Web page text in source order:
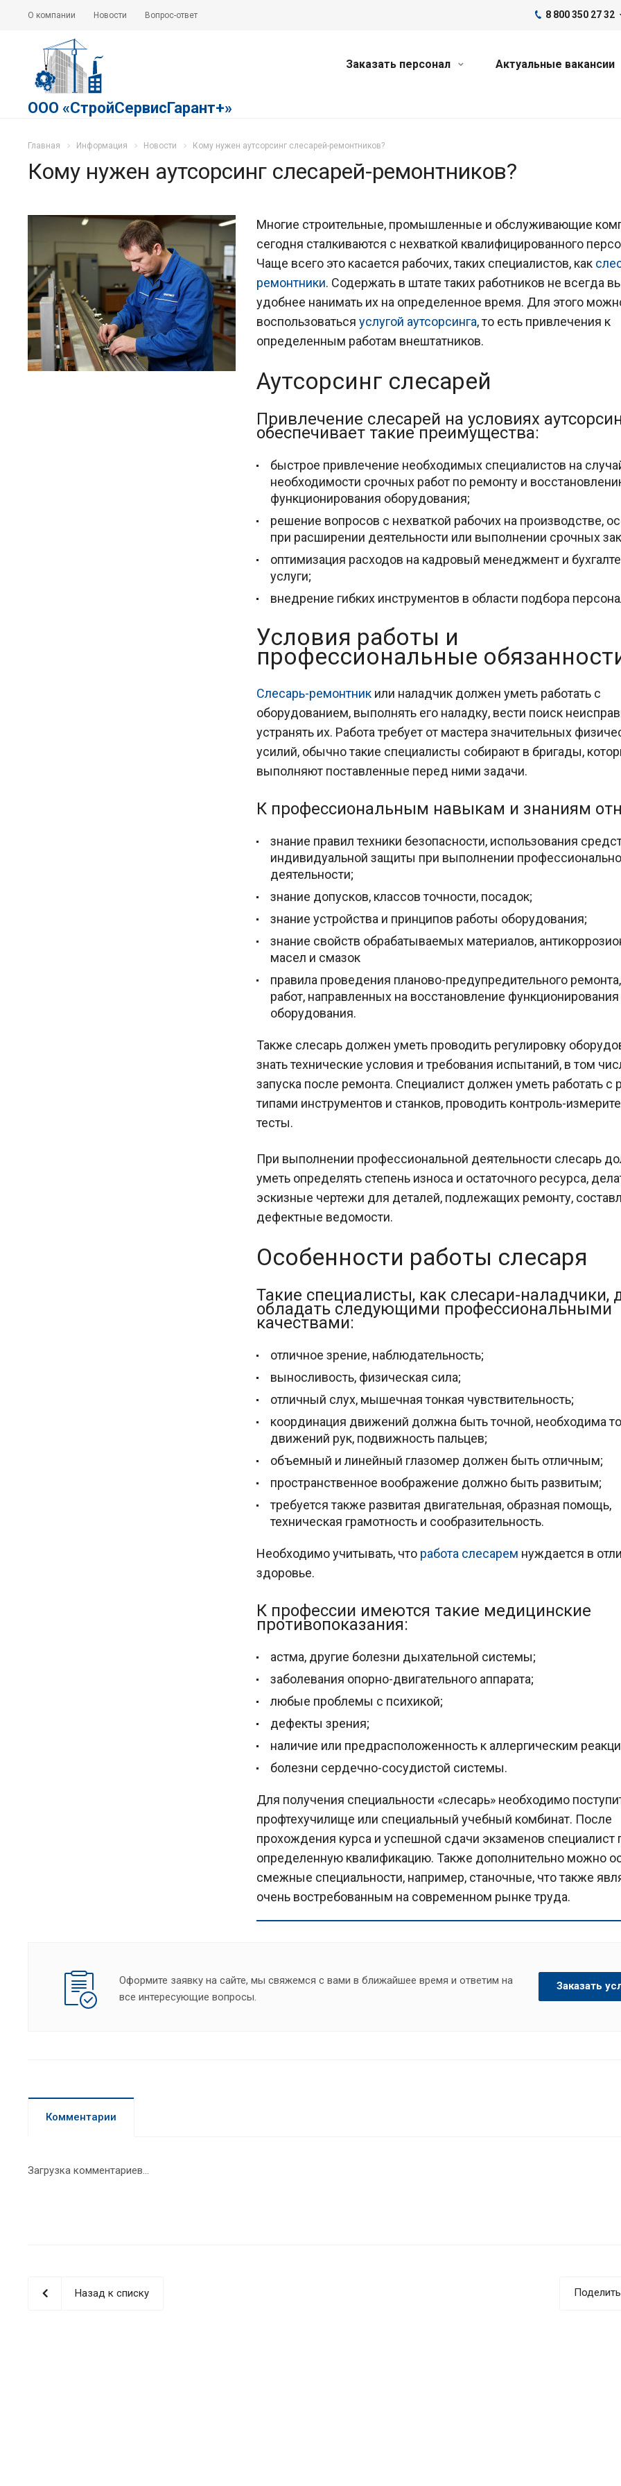
О компании Новости Вопрос-ответ 8 800 350 27 32
ООО «СтройСервисГарант+»
Заказать персонал Актуальные вакансии
Главная Информация Новости Кому нужен аутсорсинг слесарей-ремонтников?
Кому нужен аутсорсинг слесарей-ремонтников?
Многие строительные, промышленные и обслуживающие
сегодня сталкиваются с нехваткой квалифицированного
Чаще всего это касается рабочих, таких специалистов, как
ремонтники. Содержать в штате таких работников не всегда
удобнее нанимать их на определенное время. Для этого
воспользоваться услугой аутсорсинга, то есть привлечения к
определенным работам внештатников.
Аутсорсинг слесарей
Привлечение слесарей на условиях
обеспечивает такие преимущества:
быстрое привлечение необходимых специалистов на
необходимости срочных работ по ремонту и
функционирования оборудования;
решение вопросов с нехваткой рабочих на производстве,
при расширении деятельности или выполнении срочных
оптимизация расходов на кадровый менеджмент и
услуги;
внедрение гибких инструментов в области подбора
Условия работы и
профессиональные
Слесарь-ремонтник или наладчик должен уметь работать с
оборудованием, выполнять его наладку, вести поиск
устранять их. Работа требует от мастера значительных
усилий, обычно такие специалисты собирают в бригады,
выполняют поставленные перед ними задачи.
К профессиональным навыкам и знаниям
знание правил техники безопасности, использования
индивидуальной защиты при выполнении
деятельности;
знание допусков, классов точности, посадок;
знание устройства и принципов работы оборудования;
знание свойств обрабатываемых материалов,
масел и смазок
правила проведения планово-предупредительного
работ, направленных на восстановление функционирования
оборудования.
Также слесарь должен уметь проводить регулировку
знать технические условия и требования испытаний, в том
запуска после ремонта. Специалист должен уметь работать с
типами инструментов и станков, проводить контроль-
тесты.
При выполнении профессиональной деятельности слесарь
уметь определять степень износа и остаточного ресурса,
эскизные чертежи для деталей, подлежащих ремонту,
дефектные ведомости.
Особенности работы слесаря
Такие специалисты, как слесари-наладчики,
обладать следующими профессиональными
качествами:
отличное зрение, наблюдательность;
выносливость, физическая сила;
отличный слух, мышечная тонкая чувствительность;
координация движений должна быть точной, необходима
движений рук, подвижность пальцев;
объемный и линейный глазомер должен быть отличным;
пространственное воображение должно быть развитым;
требуется также развитая двигательная, образная помощь,
техническая грамотность и сообразительность.
Необходимо учитывать, что работа слесарем нуждается в
здоровье.
К профессии имеются такие медицинские
противопоказания:
астма, другие болезни дыхательной системы;
заболевания опорно-двигательного аппарата;
любые проблемы с психикой;
дефекты зрения;
наличие или предрасположенность к аллергическим
болезни сердечно-сосудистой системы.
Для получения специальности «слесарь» необходимо
профтехучилище или специальный учебный комбинат. После
прохождения курса и успешной сдачи экзаменов специалист
определенную квалификацию. Также дополнительно можно
смежные специальности, например, станочные, что также
очень востребованным на современном рынке труда.
Оформите заявку на сайте, мы свяжемся с вами в ближайшее время и ответим на
все интересующие вопросы.
Заказать
Комментарии
Загрузка комментариев...
Назад к списку